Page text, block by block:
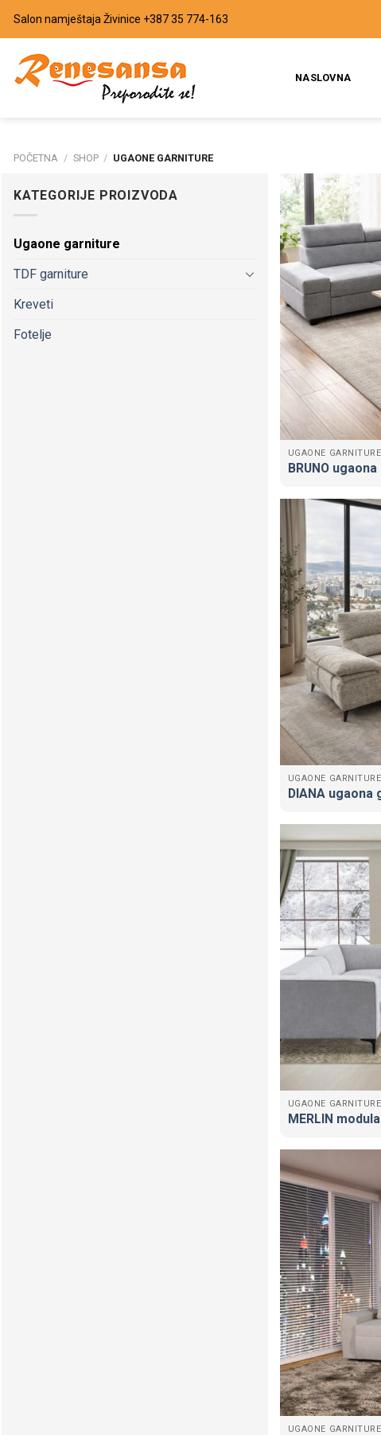
Salon namještaja Živinice +387 35 774-163
NASLOVNA
POČETNA / SHOP / UGAONE GARNITURE
KATEGORIJE PROIZVODA
Ugaone garniture
TDF garniture
Kreveti
Fotelje
UGAONE GARNITURE
BRUNO
UGAONE GARNITURE
DIANA ugaona
UGAONE GARNITURE
MERLIN
UGAONE GARNITURE